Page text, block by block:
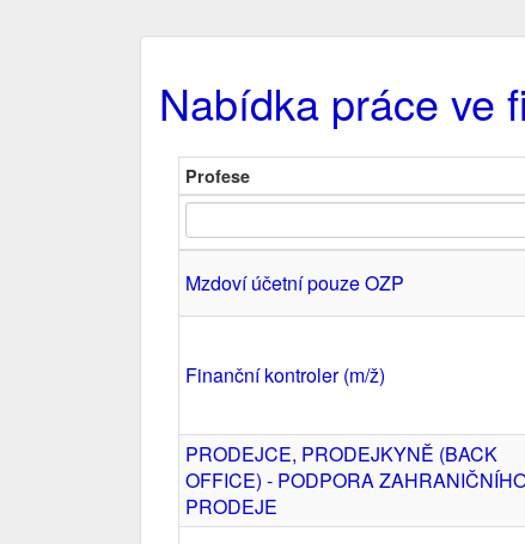
Nabídka práce ve
Profese
Mzdoví účetní pouze OZP
Finanční kontroler (m/ž)
PRODEJCE, PRODEJKYNĚ (BACK
OFFICE) - PODPORA
PRODEJE